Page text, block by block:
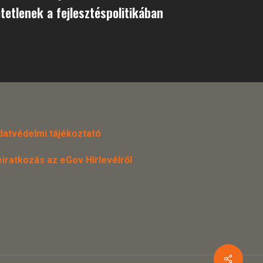
a fejlesztéspolitikában
tájékoztató
az eGov Hírlevélről